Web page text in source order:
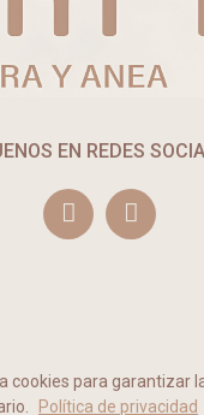
EN REDES
cookies para garantizar
Política de privacidad